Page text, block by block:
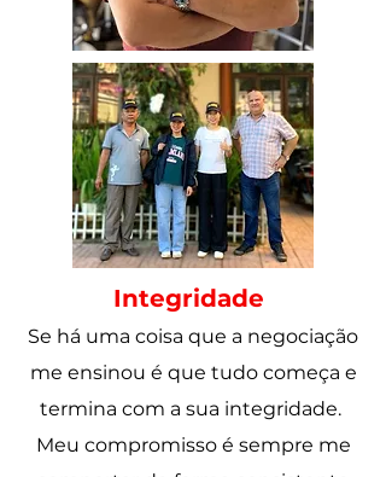
Integridade
Se há uma coisa que a negociação
me ensinou é que tudo começa e
termina com a sua integridade.
Meu compromisso é sempre me